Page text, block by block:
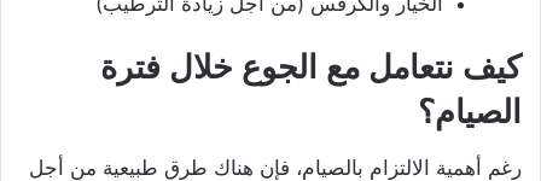
كيف نتعامل مع الجوع خلال فترة
الصيام؟
رغم أهمية الالتزام بالصيام، فإن هناك طرق طبيعية من أجل